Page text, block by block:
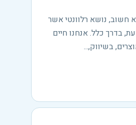
חשוב, נושא רלוונטי אשר
בדרך כלל. אנחנו חיים
בשיווק,...